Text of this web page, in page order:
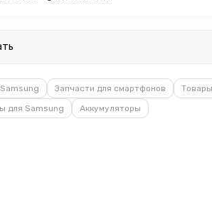
Samsung Запчасти для смартфонов
для Samsung
Аккумуляторы